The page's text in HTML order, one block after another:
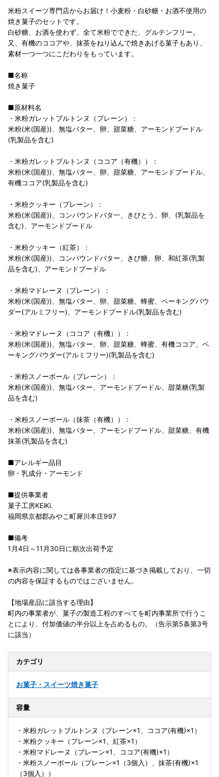
米粉スイーツ専門店からお届け！小麦粉・白砂糖・お酒不使用の
焼き菓子のセットです。
白砂糖、お酒を使わず、全て米粉でできた、グルテンフリー。
又、有機のココアや、抹茶をねり込んで焼きあげる菓子もあり、
素材一つ一つにこだわりをもっています。
■名称
焼き菓子
■原材料名
・米粉ガレットブルトンヌ（プレーン）：
米粉(米(国産))、無塩バター、卵、甜菜糖、アーモンドプードル
(乳製品を含む)
・米粉ガレットブルトンヌ（ココア（有機））：
米粉(米(国産))、無塩バター、卵、甜菜糖、アーモンドプードル、
有機ココア(乳製品を含む)
・米粉クッキー（プレーン）：
米粉(米(国産))、コンパウンドバタ一、きびとう、卵、(乳製品を
含む)、アーモンドプードル
・米粉クッキー（紅茶）：
米粉(米(国産))、コンパウンドバター、きび糖、卵、和紅茶(乳製
品を含む)、アーモンドプードル
・米粉マドレーヌ（プレーン）：
米粉(米(国産))、無塩バター、卵、甜菜糖、蜂蜜、ベーキングパウ
ダー(アルミフリー)、アーモンドプードル(乳製品を含む)
・米粉マドレーヌ（ココア（有機））：
米粉(米(国産))、無塩バター、卵、甜菜糖、蜂蜜、有機ココア、ベ
ーキングパウダー(アルミフリー)(乳製品を含む)
・米粉スノーボール（プレーン）：
米粉(米(国産))、無塩バター、アーモンドプードル、甜菜糖(乳製
品を含む)
・米粉スノーボール（抹茶（有機））：
米粉(米(国産))、無塩バター、アーモンドプードル、甜菜糖、有機
抹茶(乳製品を含む)
■アレルギー品目
卵・乳成分・アーモンド
■提供事業者
菓子工房KEiKi.
福岡県京都郡みやこ町犀川本庄997
■備考
1月4日～11月30日に順次出荷予定
※表示内容に関しては各事業者の指定に基づき掲載しており、一切
の内容を保証するものではございません。
【地場産品に該当する理由】
町内の事業者が、菓子の製造工程のすべてを町内事業所で行うこ
とにより、付加価値の半分以上を占めるもの。（告示第5条第3号
に該当）
カテゴリ
お菓子・スイーツ焼き菓子
容量
・米粉ガレットブルトンヌ（プレーン×1、ココア(有機)×1）
・米粉クッキー（プレーン×1、紅茶×1）
・米粉マドレーヌ（プレーン×1、ココア(有機)×1）
・米粉スノーボール（プレーン×1（3個入）、抹茶(有機)×1
（3個入））